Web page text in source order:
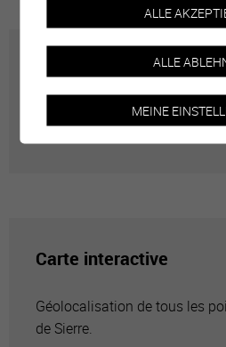
Annuaire communal
Adresses utiles en ville de
Carte interactive
Géolocalisation de tous les
de Sierre.
ALLE
ALLE
MEINE